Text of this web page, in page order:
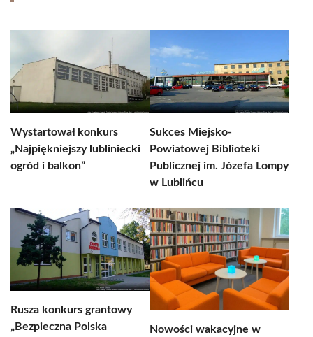
Wystartował konkurs
„Najpiękniejszy lubliniecki
ogród i balkon”
Sukces Miejsko-
Powiatowej Biblioteki
Publicznej im. Józefa Lompy
w Lublińcu
Rusza konkurs grantowy
„Bezpieczna Polska
Nowości wakacyjne w